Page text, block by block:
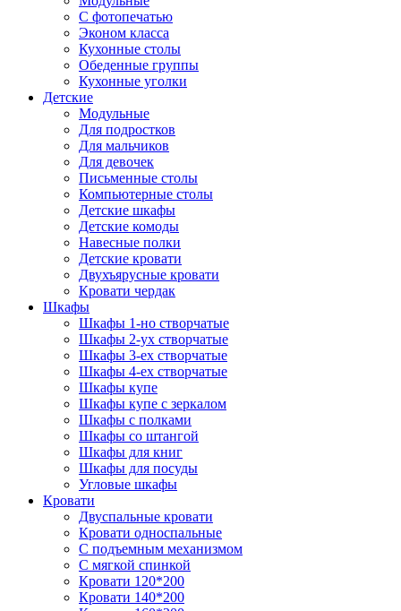
С фотопечатью
Эконом класса
Кухонные столы
Обеденные группы
Кухонные уголки
Детские
Модульные
Для подростков
Для мальчиков
Для девочек
Письменные столы
Компьютерные столы
Детские шкафы
Детские комоды
Навесные полки
Детские кровати
Двухъярусные кровати
Кровати чердак
Шкафы
Шкафы 1-но створчатые
Шкафы 2-ух створчатые
Шкафы 3-ех створчатые
Шкафы 4-ех створчатые
Шкафы купе
Шкафы купе с зеркалом
Шкафы с полками
Шкафы со штангой
Шкафы для книг
Шкафы для посуды
Угловые шкафы
Кровати
Двуспальные кровати
Кровати односпальные
С подъемным механизмом
С мягкой спинкой
Кровати 120*200
Кровати 140*200